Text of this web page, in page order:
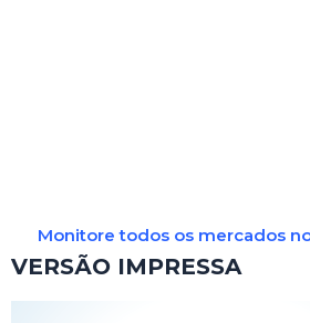
Monitore todos os mercados
VERSÃO IMPRESSA